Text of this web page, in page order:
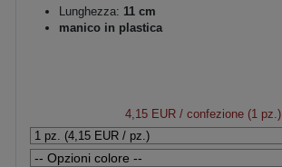
Lunghezza: 11 cm
manico in plastica
4,15 EUR / confezione (1 pz.)